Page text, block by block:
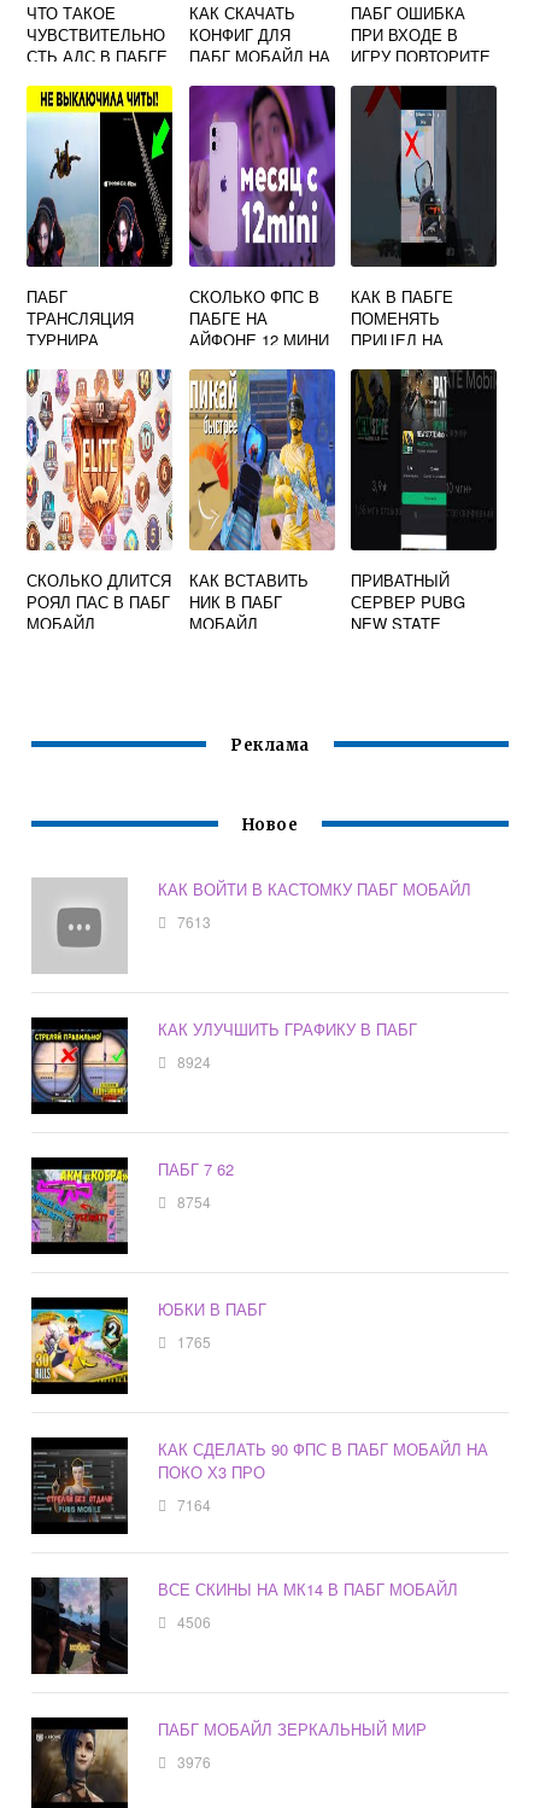
ЧТО ТАКОЕ
ЧУВСТВИТЕЛЬНО
СТЬ АДС В ПАБГЕ
КАК СКАЧАТЬ
КОНФИГ ДЛЯ
ПАБГ МОБАЙЛ НА
ПАБГ ОШИБКА
ПРИ ВХОДЕ В
ИГРУ ПОВТОРИТЕ
ПАБГ
ТРАНСЛЯЦИЯ
ТУРНИРА
СКОЛЬКО ФПС В
ПАБГЕ НА
АЙФОНЕ 12 МИНИ
КАК В ПАБГЕ
ПОМЕНЯТЬ
ПРИЦЕЛ НА
СКОЛЬКО ДЛИТСЯ
РОЯЛ ПАС В ПАБГ
МОБАЙЛ
КАК ВСТАВИТЬ
НИК В ПАБГ
МОБАЙЛ
ПРИВАТНЫЙ
СЕРВЕР PUBG
NEW STATE
Реклама
Новое
КАК ВОЙТИ В КАСТОМКУ ПАБГ МОБАЙЛ
7613
КАК УЛУЧШИТЬ ГРАФИКУ В ПАБГ
8924
ПАБГ 7 62
8754
ЮБКИ В ПАБГ
1765
КАК СДЕЛАТЬ 90 ФПС В ПАБГ МОБАЙЛ НА
ПОКО Х3 ПРО
7164
ВСЕ СКИНЫ НА МК14 В ПАБГ МОБАЙЛ
4506
ПАБГ МОБАЙЛ ЗЕРКАЛЬНЫЙ МИР
3976